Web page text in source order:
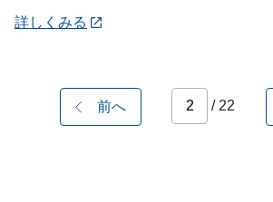
詳しくみる
前へ / 22